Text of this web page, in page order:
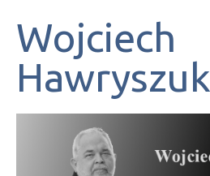
Wojciech
Hawryszuk